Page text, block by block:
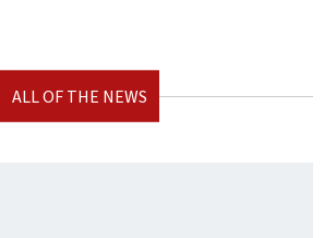
ALL OF THE NEWS